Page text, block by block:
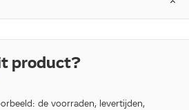
product?
de voorraden, levertijden,